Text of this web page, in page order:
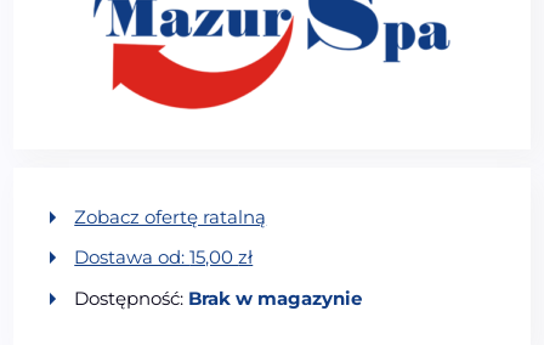
Zobacz ofertę ratalną
Dostawa od:15,00zł
Dostępność: Brak w magazynie